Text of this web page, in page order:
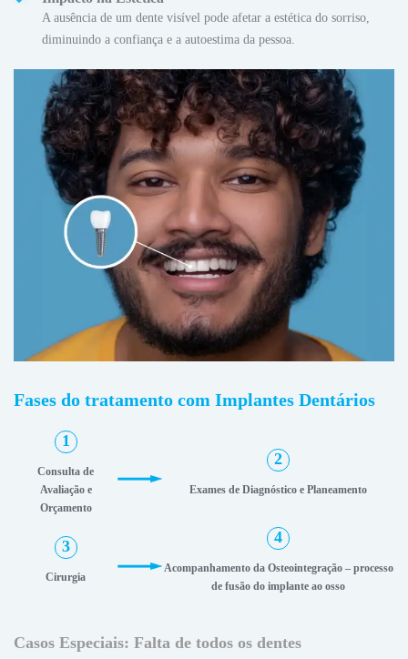
A ausência de um dente visível pode afetar a estética do sorriso,
diminuindo a confiança e a autoestima da pessoa.
Fases do tratamento com Implantes Dentários
1
Consulta de
Avaliação e
Orçamento
2
Exames de Diagnóstico e Planeamento
3
Cirurgia
4
Acompanhamento da Osteointegração – processo
de fusão do implante ao osso
Casos Especiais: Falta de todos os dentes